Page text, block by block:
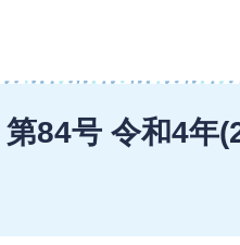
84号 令和4年